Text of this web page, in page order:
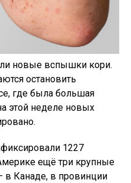
новые вспышки кори.
остановить
где была большая
этой неделе новых
1227
ещё три крупные
Канаде, в провинции